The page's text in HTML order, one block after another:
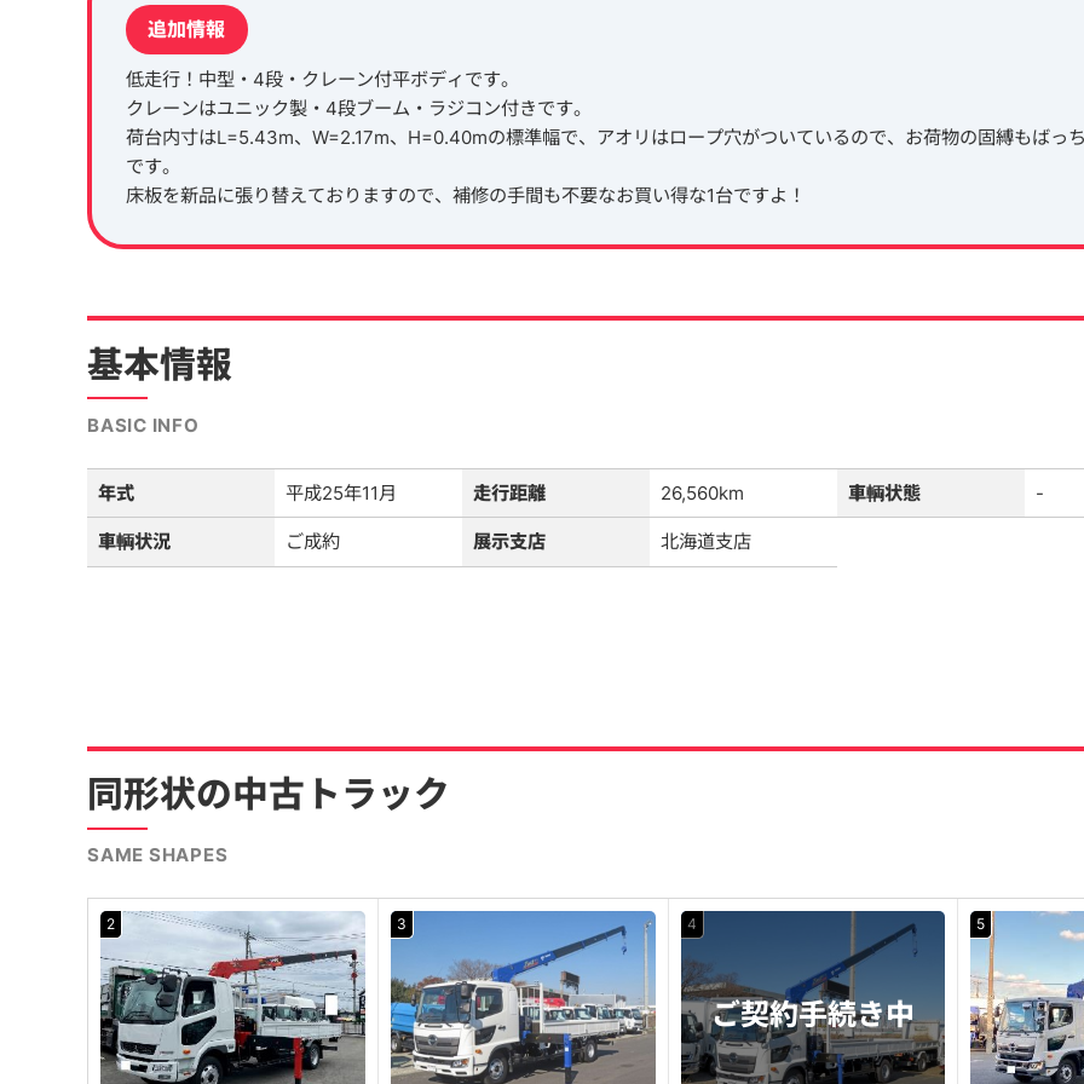
追加情報
低走行！中型・4段・クレーン付平ボディです。
クレーンはユニック製・4段ブーム・ラジコン付きです。
荷台内寸はL=5.43m、W=2.17m、H=0.40mの標準幅で、アオリはロープ穴がついているので、お荷物の固縛もばっ
です。
床板を新品に張り替えておりますので、補修の手間も不要なお買い得な1台ですよ！
基本情報
BASIC INFO
年式 平成25年11月 走行距離 26,560km 車輌状態 -
車輌状況 ご成約 展示支店 北海道支店
同形状の中古トラック
SAME SHAPES
2 3 4
ご契約手続き中
5